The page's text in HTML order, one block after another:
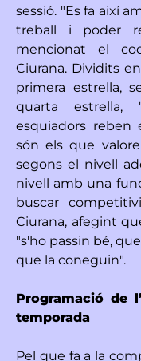
sessió. "Es fa així
treball i poder
mencionat el
Ciurana. Dividits
primera estrella,
quarta estrella,
esquiadors reben
són els que
segons el nivell
nivell amb una
buscar
Ciurana, afegint
"s'ho passin bé,
que la coneguin".
Programació de
temporada
Pel que fa a la